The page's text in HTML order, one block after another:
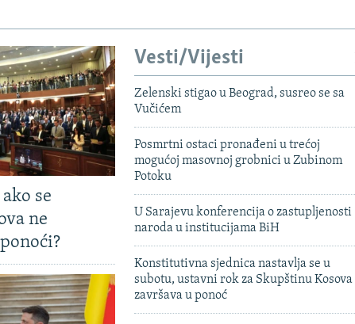
se
ne
Vesti/Vijesti
Zelenski stigao u Beograd, susreo se sa
Vučićem
Posmrtni ostaci pronađeni u trećoj
mogućoj masovnoj grobnici u Zubinom
Potoku
U Sarajevu konferencija o zastupljenosti
naroda u institucijama BiH
Konstitutivna sjednica nastavlja se u
subotu, ustavni rok za Skupštinu Kosova
završava u ponoć